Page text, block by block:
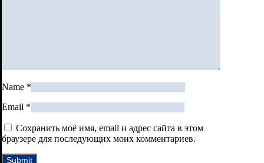
Name *
Email *
Сохранить моё имя, email и адрес сайта в этом
браузере для последующих моих комментариев.